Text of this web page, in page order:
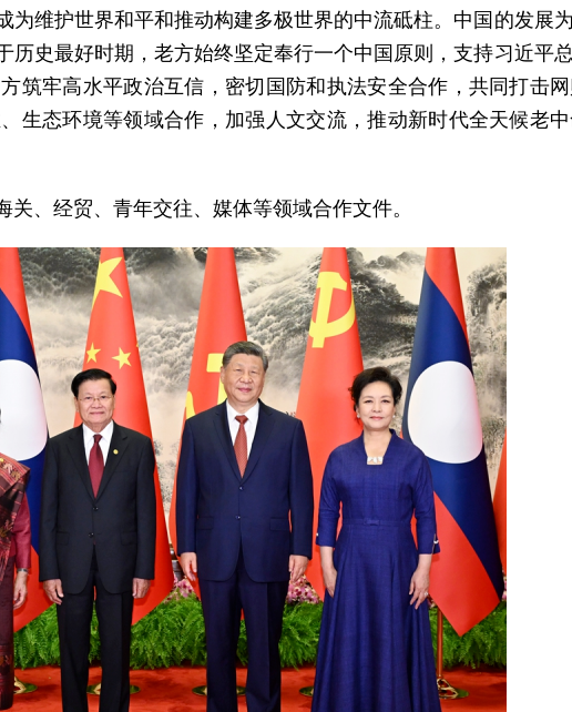
维护世界和平和推动构建多极世界的中流砥柱。中国的发展
历史最好时期，老方始终坚定奉行一个中国原则，支持习近平
筑牢高水平政治互信，密切国防和执法安全合作，共同打击
生态环境等领域合作，加强人文交流，推动新时代全天候老
、经贸、青年交往、媒体等领域合作文件。